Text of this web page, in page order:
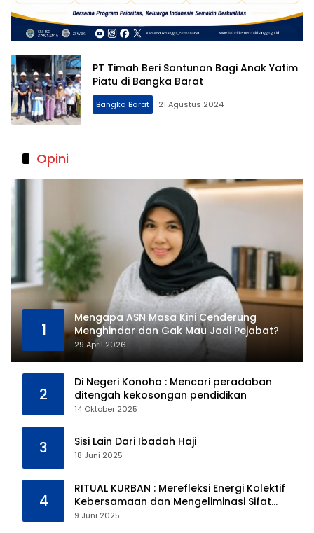
PT Timah Beri Santunan Bagi Anak Yatim
Piatu di Bangka Barat
Bangka Barat 21 Agustus 2024
Opini
1
Mengapa ASN Masa Kini Cenderung
Menghindar dan Gak Mau Jadi Pejabat?
29 April 2026
2
Di Negeri Konoha : Mencari peradaban
ditengah kekosongan pendidikan
14 Oktober 2025
3 Sisi Lain Dari Ibadah Haji
18 Juni 2025
4
RITUAL KURBAN : Merefleksi Energi Kolektif
Kebersamaan dan Mengeliminasi Sifat
Kebinatangan Manusia
9 Juni 2025